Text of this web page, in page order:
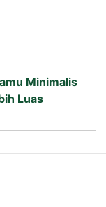
Minimalis
Luas